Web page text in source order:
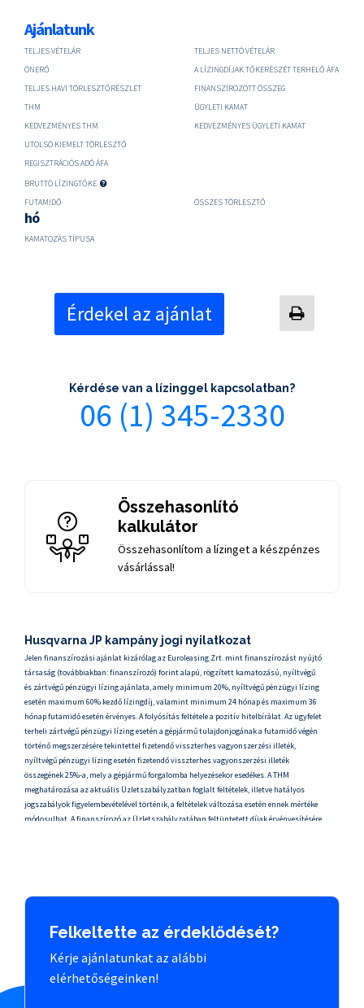
Ajánlatunk
TELJES VÉTELÁR
TELJES NETTÓ VÉTELÁR
ÖNERŐ
A LÍZINGDÍJAK TŐKERÉSZÉT TERHELŐ ÁFA
TELJES HAVI TÖRLESZTŐRÉSZLET
FINANSZÍROZOTT ÖSSZEG
THM
ÜGYLETI KAMAT
KEDVEZMÉNYES THM
KEDVEZMÉNYES ÜGYLETI KAMAT
UTOLSÓ KIEMELT TÖRLESZTŐ
REGISZTRÁCIÓS ADÓ ÁFA
BRUTTÓ LÍZINGTŐKE
FUTAMIDŐ
hó
ÖSSZES TÖRLESZTŐ
KAMATOZÁS TÍPUSA
Érdekel az ajánlat
Kérdése van a lízinggel kapcsolatban?
06 (1) 345-2330
Összehasonlító
kalkulátor
Összehasonlítom a lízinget a készpénzes
vásárlással!
Husqvarna JP kampány jogi nyilatkozat
Jelen finanszírozási ajánlat kizárólag az Euroleasing Zrt. mint finanszírozást nyújtó
társaság (továbbiakban: finanszírozó) forint alapú, rögzített kamatozású, nyíltvégű
és zártvégű pénzügyi lízing ajánlata, amely minimum 20%, nyíltvégű pénzügyi lízing
esetén maximum 60% kezdő lízingdíj, valamint minimum 24 hónap és maximum 36
hónap futamidő esetén érvényes. A folyósítás feltétele a pozitív hitelbírálat. Az ügyfelet
terheli zártvégű pénzügyi lízing esetén a gépjármű tulajdonjogának a futamidő végén
történő megszerzésére tekintettel fizetendő visszterhes vagyonszerzési illeték,
nyíltvégű pénzügyi lízing esetén fizetendő visszterhes vagyonszerzési illeték
összegének 25%-a, mely a gépjármű forgalomba helyezésekor esedékes. A THM
meghatározása az aktuális Üzletszabályzatban foglalt feltételek, illetve hatályos
jogszabályok figyelembevételével történik, a feltételek változása esetén ennek mértéke
módosulhat. A finanszírozó az Üzletszabályzatában feltüntetett díjak érvényesítésére
finanszírozott összeg minimális mértéke 800.000 Ft. A tájékoztatás nem teljeskörű és
nem minősül szerződéses ajánlatnak, továbbá a finanszírozó fenntartja a
finanszírozási kondíciók változtatásának, valamint az akció visszavonásának jogát.
Az akció 2026.06.04.-2026.09.30. időtartam alatt érhető el. Jelen ajánlatban
Felkeltette az érdeklődését?
Kérje ajánlatunkat az alábbi
elérhetőségeinken!